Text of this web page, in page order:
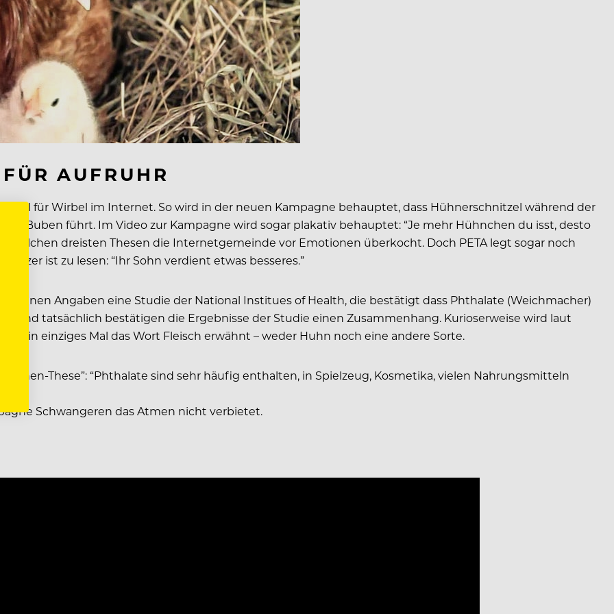
AUFRUHR
für Wirbel im Internet. So wird in der neuen Kampagne behauptet, dass Hühnerschnitzel während der
Buben führt. Im Video zur Kampagne wird sogar plakativ behauptet: “Je mehr Hühnchen du isst, desto
solchen dreisten Thesen die Internetgemeinde vor Emotionen überkocht. Doch PETA legt sogar noch
ist zu lesen: “Ihr Sohn verdient etwas besseres.”
eigenen Angaben eine Studie der National Institues of Health, die bestätigt dass Phthalate (Weichmacher)
Und tatsächlich bestätigen die Ergebnisse der Studie einen Zusammenhang. Kurioserweise wird laut
kein einziges Mal das Wort Fleisch erwähnt – weder Huhn noch eine andere Sorte.
These”: “Phthalate sind sehr häufig enthalten, in Spielzeug, Kosmetika, vielen Nahrungsmitteln
Schwangeren das Atmen nicht verbietet.